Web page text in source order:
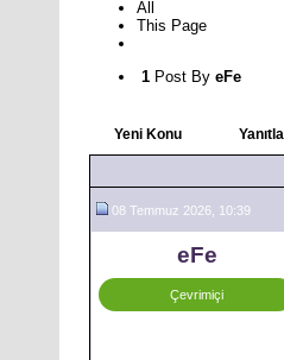
All
This Page
1 Post By eFe
Yeni Konu Yanıtla
08 Temmuz 2026, 10:39
eFe
Çevrimiçi